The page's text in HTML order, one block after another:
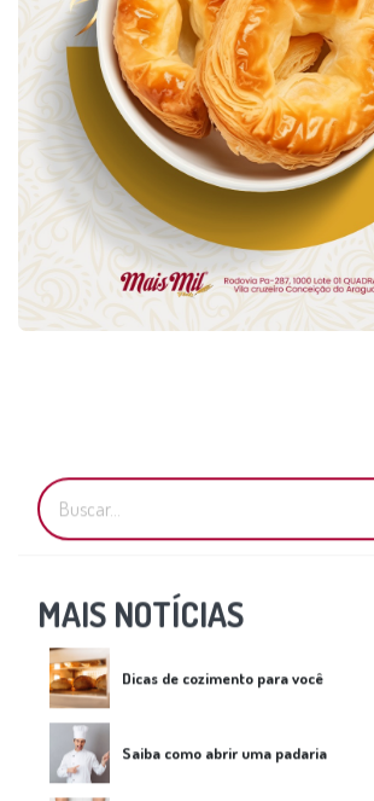
MAIS NOTÍCIAS
Dicas de cozimento para você
Saiba como abrir uma padaria